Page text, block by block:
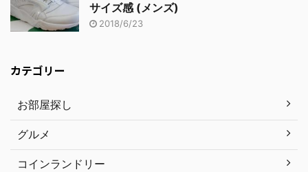
サイズ感 (メンズ)
2018/6/23
カテゴリー
お部屋探し
グルメ
コインランドリー